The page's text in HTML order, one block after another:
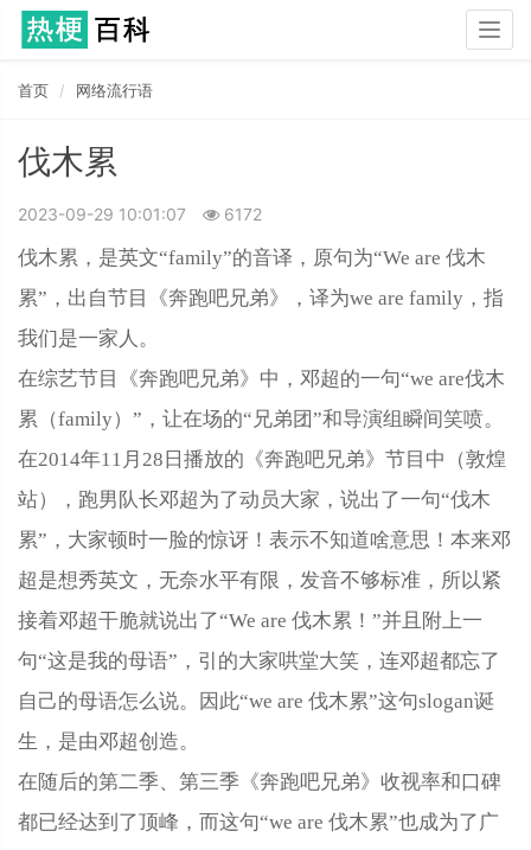
首页 网络流行语
伐木累
2023-09-29 10:01:07 6172
伐木累，是英文“family”的音译，原句为“We are 伐木
累”，出自节目《奔跑吧兄弟》，译为we are family，指
我们是一家人。
在综艺节目《奔跑吧兄弟》中，邓超的一句“we are伐木
累（family）”，让在场的“兄弟团”和导演组瞬间笑喷。
在2014年11月28日播放的《奔跑吧兄弟》节目中（敦煌
站），跑男队长邓超为了动员大家，说出了一句“伐木
累”，大家顿时一脸的惊讶！表示不知道啥意思！本来邓
超是想秀英文，无奈水平有限，发音不够标准，所以紧
接着邓超干脆就说出了“We are 伐木累！”并且附上一
句“这是我的母语”，引的大家哄堂大笑，连邓超都忘了
自己的母语怎么说。因此“we are 伐木累”这句slogan诞
生，是由邓超创造。
在随后的第二季、第三季《奔跑吧兄弟》收视率和口碑
都已经达到了顶峰，而这句“we are 伐木累”也成为了广